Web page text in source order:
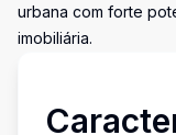
urbana com forte
imobiliária.